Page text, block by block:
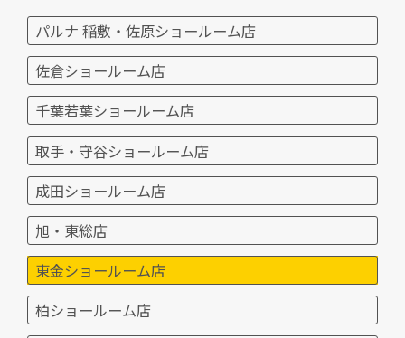
パルナ 稲敷・佐原ショールーム店
佐倉ショールーム店
千葉若葉ショールーム店
取手・守谷ショールーム店
成田ショールーム店
旭・東総店
東金ショールーム店
柏ショールーム店